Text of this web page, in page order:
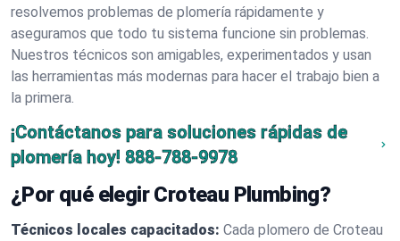
resolvemos problemas de plomería rápidamente y
aseguramos que todo tu sistema funcione sin problemas.
Nuestros técnicos son amigables, experimentados y usan
las herramientas más modernas para hacer el trabajo bien a
la primera.
¡Contáctanos para soluciones rápidas de
plomería hoy! 888-788-9978
¿Por qué elegir Croteau Plumbing?
Técnicos locales capacitados: Cada plomero de Croteau